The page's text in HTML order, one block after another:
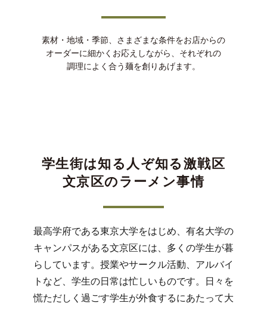
素材・地域・季節、さまざまな条件をお店からの
オーダーに細かくお応えしながら、それぞれの
調理によく合う麺を創りあげます。
学生街は知る人ぞ知る激戦区
文京区のラーメン事情
最高学府である東京大学をはじめ、有名大学の
キャンパスがある文京区には、多くの学生が暮
らしています。授業やサークル活動、アルバイ
トなど、学生の日常は忙しいものです。日々を
慌ただしく過ごす学生が外食するにあたって大